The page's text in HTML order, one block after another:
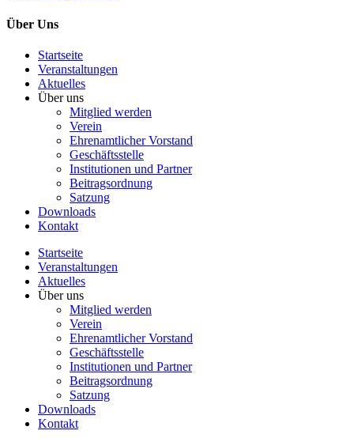
Über Uns
Startseite
Veranstaltungen
Aktuelles
Über uns
Mitglied werden
Verein
Ehrenamtlicher Vorstand
Geschäftsstelle
Institutionen und Partner
Beitragsordnung
Satzung
Downloads
Kontakt
Startseite
Veranstaltungen
Aktuelles
Über uns
Mitglied werden
Verein
Ehrenamtlicher Vorstand
Geschäftsstelle
Institutionen und Partner
Beitragsordnung
Satzung
Downloads
Kontakt